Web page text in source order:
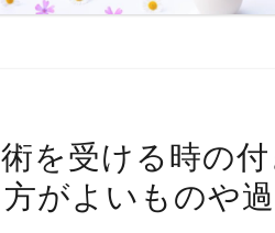
を受ける時の
がよいものや